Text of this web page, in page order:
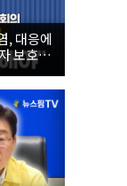
, 대응에
보호에
수석